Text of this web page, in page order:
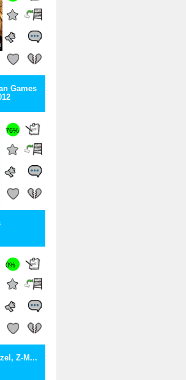
Games
76%
0%
Z-M...